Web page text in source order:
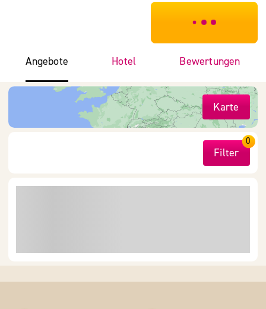
***************
Angebote Hotel Bewertungen
Karte
Filter
0